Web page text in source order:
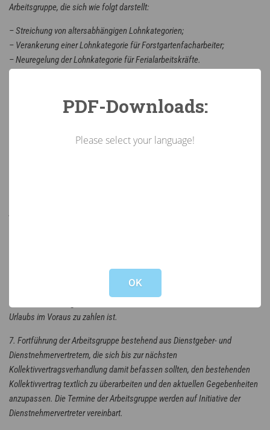
Arbeitsgruppe, die sich wie folgt darstellt:
– Streichung von altersabhängigen Lohnkategorien;
– Verankerung einer Lohnkategorie für Forstgartenfacharbeiter;
– Neuregelung der Lohnkategorie für Ferialarbeitskräfte.
Schlechtwetter mit folgendem Wortlaut:
des Dienstgebers oder dessen Beauftragten (Vorarbeiter) unterbrochen
6. Streichung des § 10 Abs. 5, wonach das Urlaubsentgelt bei Antritt des
Urlaubs im Voraus zu zahlen ist.
7. Fortführung der Arbeitsgruppe bestehend aus Dienstgeber- und
Dienstnehmervertretern, die sich bis zur nächsten
Kollektivvertragsverhandlung damit befassen sollten, den bestehenden
Kollektivvertrag textlich zu überarbeiten und den aktuellen Gegebenheiten
anzupassen. Die Termine der Arbeitsgruppe werden auf Initiative der
Dienstnehmervertreter vereinbart.
PDF-Downloads:
Please select your language!
OK